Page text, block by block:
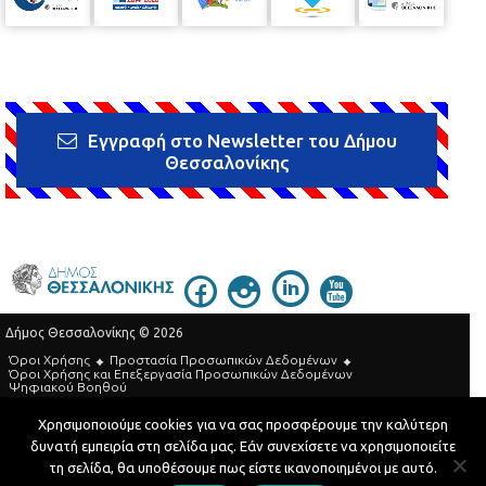
Εγγραφή στο Newsletter του Δήμου
Θεσσαλονίκης
Δήμος Θεσσαλονίκης © 2026
Όροι Χρήσης
Προστασία Προσωπικών Δεδομένων
Όροι Xρήσης και Eπεξεργασία Προσωπικών Δεδομένων
Ψηφιακού Βοηθού
Τηλεφωνικός Κατάλογος
Developed by MyCompany Projects
Χρησιμοποιούμε cookies για να σας προσφέρουμε την καλύτερη
δυνατή εμπειρία στη σελίδα μας. Εάν συνεχίσετε να χρησιμοποιείτε
τη σελίδα, θα υποθέσουμε πως είστε ικανοποιημένοι με αυτό.